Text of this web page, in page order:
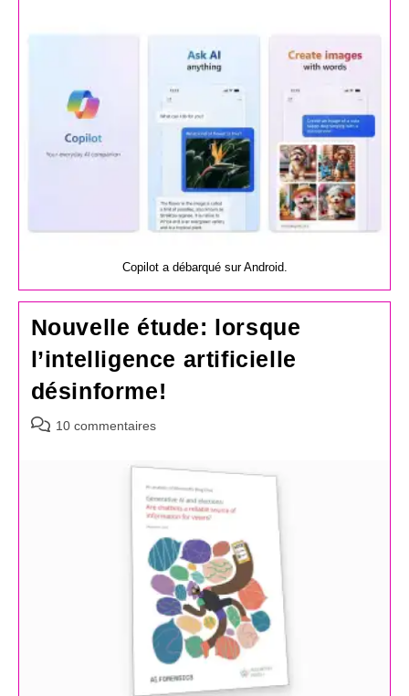
Copilot a débarqué sur Android.
Nouvelle étude: lorsque
l’intelligence artificielle
désinforme!
Commentaires
10 commentaires